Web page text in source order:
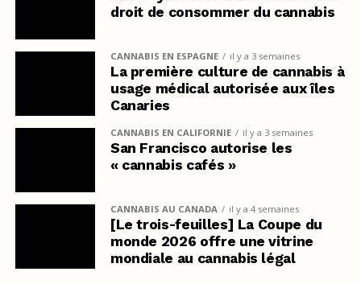
droit de consommer du cannabis
CANNABIS EN ESPAGNE il y a 3 semaines
La première culture de cannabis à
usage médical autorisée aux îles
Canaries
CANNABIS EN CALIFORNIE il y a 3 semaines
San Francisco autorise les
« cannabis cafés »
CANNABIS AU CANADA il y a 4 semaines
[Le trois-feuilles] La Coupe du
monde 2026 offre une vitrine
mondiale au cannabis légal